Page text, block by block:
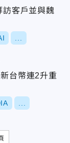
訪客戶並與魏
台幣連2升重